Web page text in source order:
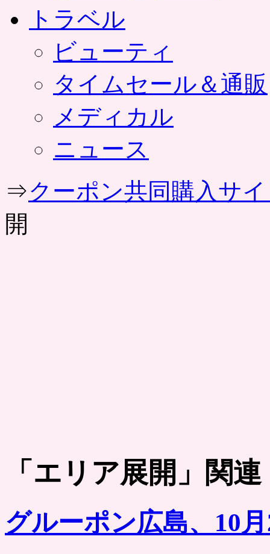
トラベル
ビューティ
タイムセール＆通販
メディカル
ニュース
⇒クーポン共同購入サ
開
「 エリア展開 」関連
グルーポン広島、10